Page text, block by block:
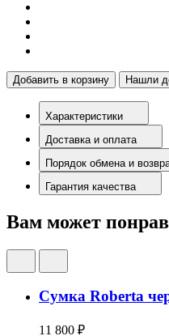
Добавить в корзину Нашли
Характеристики
Доставка и оплата
Порядок обмена и
Гарантия качества
Вам может
Сумка Roberta
11 800 ₽